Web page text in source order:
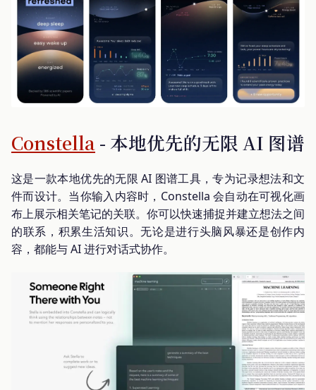
Constella- 本地优先的无限 AI 图谱
这是一款本地优先的无限 AI 图谱工具，专为记录想法和文
件而设计。当你输入内容时，Constella 会自动在可视化画
布上展示相关笔记的关联。你可以快速捕捉并建立想法之间
的联系，积累生活知识。无论是进行头脑风暴还是创作内
容，都能与 AI 进行对话式协作。